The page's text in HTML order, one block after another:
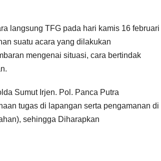
langsung TFG pada hari kamis 16 februari
suatu acara yang dilakukan
mengenai situasi, cara bertindak
Sumut Irjen. Pol. Panca Putra
tugas di lapangan serta pengamanan di
sehingga Diharapkan